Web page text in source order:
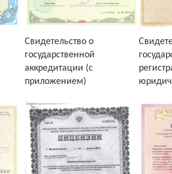
Свидетельство о
государственной
аккредитации (с
приложением)